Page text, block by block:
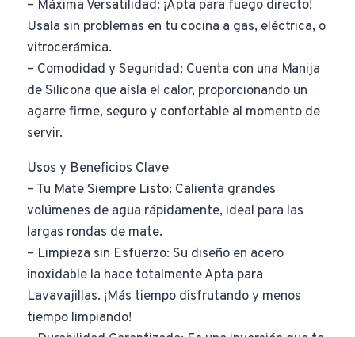
– Máxima Versatilidad: ¡Apta para fuego directo!
Usala sin problemas en tu cocina a gas, eléctrica, o
vitrocerámica.
– Comodidad y Seguridad: Cuenta con una Manija
de Silicona que aísla el calor, proporcionando un
agarre firme, seguro y confortable al momento de
servir.
Usos y Beneficios Clave
– Tu Mate Siempre Listo: Calienta grandes
volúmenes de agua rápidamente, ideal para las
largas rondas de mate.
– Limpieza sin Esfuerzo: Su diseño en acero
inoxidable la hace totalmente Apta para
Lavavajillas. ¡Más tiempo disfrutando y menos
tiempo limpiando!